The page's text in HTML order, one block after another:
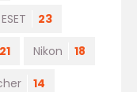
ESET 23
21 Nikon 18
14